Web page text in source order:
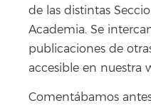
de las distintas
Academia. Se
publicaciones de
accesible en nuestra
Comentábamos